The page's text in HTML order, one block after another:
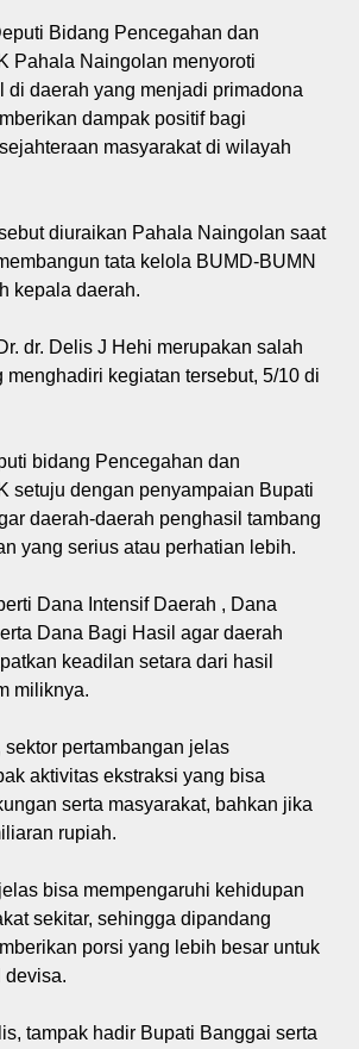
Bidang Pencegahan dan
Pahala Naingolan menyoroti
di daerah yang menjadi primadona
dampak positif bagi
masyarakat di wilayah
diuraikan Pahala Naingolan saat
tata kelola BUMD-BUMN
kepala daerah.
dr. Delis J Hehi merupakan salah
menghadiri kegiatan tersebut, 5/10 di
bidang Pencegahan dan
setuju dengan penyampaian Bupati
daerah-daerah penghasil tambang
yang serius atau perhatian lebih.
Dana Intensif Daerah , Dana
Dana Bagi Hasil agar daerah
keadilan setara dari hasil
miliknya.
pertambangan jelas
aktivitas ekstraksi yang bisa
serta masyarakat, bahkan jika
rupiah.
bisa mempengaruhi kehidupan
sekitar, sehingga dipandang
porsi yang lebih besar untuk
devisa.
tampak hadir Bupati Banggai serta